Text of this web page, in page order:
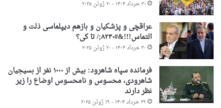
۳۰ خرداد ۱۴۰۴ - ۲۰ ژوئن ۲۰۲۵
عراقچی و پزشکیان و بازهم دیپلماسی ذلت و
التماس!!!&#۸۲۳۰;/ تا کی؟
۳۰ خرداد ۱۴۰۴ - ۲۰ ژوئن ۲۰۲۵
فرمانده سپاه شاهرود: بیش از ۱۰۰۰ نفر از بسیجیان
شاهرودی، محسوس و نامحسوس اوضاع را زیر
نظر دارند
۲۹ خرداد ۱۴۰۴ - ۱۹ ژوئن ۲۰۲۵